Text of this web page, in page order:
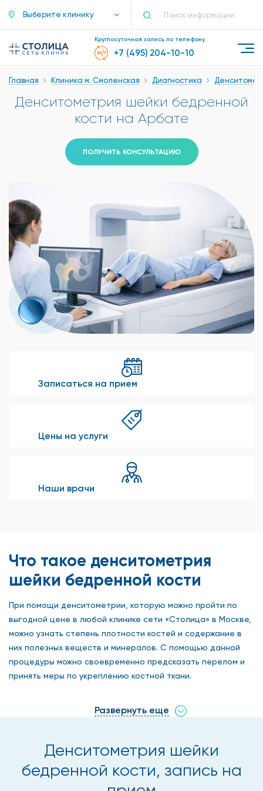
Выберите клинику
Круглосуточная запись по телефону
+7 (495) 204-10-10
Главная Клиника м. Смоленская Диагностика
Денситометрия шейки бедренной
кости на Арбате
ПОЛУЧИТЬ КОНСУЛЬТАЦИЮ
Записаться на прием
Цены на услуги
Наши врачи
Что такое денситометрия
шейки бедренной кости
При помощи денситометрии, которую можно пройти по
выгодной цене в любой клинике сети «Столица» в Москве,
можно узнать степень плотности костей и содержание в
них полезных веществ и минералов. С помощью данной
процедуры можно своевременно предсказать перелом и
принять меры по укреплению костной ткани.
необходимо современное и надежное оборудование,
имеют ученые степени и являются авторами множества
научных статей.
Развернуть еще
Денситометрия шейки
бедренной кости, запись на